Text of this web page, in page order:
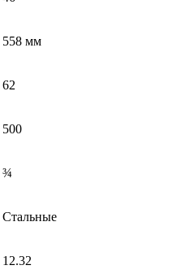
558 мм
62
500
¾
Стальные
12.32